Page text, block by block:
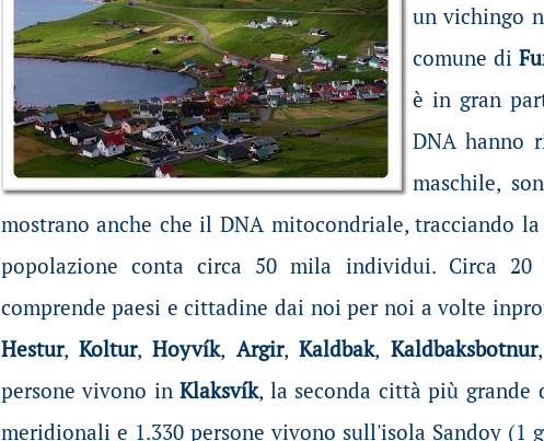
un vichingo
comune di
è in gran
DNA hanno
maschile,
mostrano anche che il DNA mitocondriale, tracciando
popolazione conta circa 50 mila individui. Circa
comprende paesi e cittadine dai noi per noi a volte
Hestur, Koltur,Hoyvík, Argir,Kaldbak, Kaldbaksbotnur
persone vivono inKlaksvík, la seconda città più grande
meridionali e 1.330 persone vivono sull'isola Sandoy (1